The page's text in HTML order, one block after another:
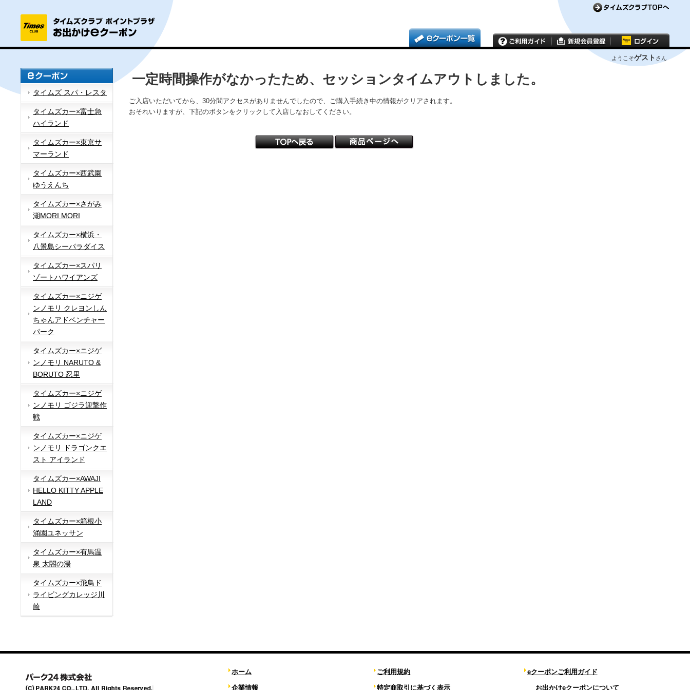
ようこそゲスト さん
タイムズ スパ・レスタ
タイムズカー×富士急
ハイランド
タイムズカー×東京サ
マーランド
タイムズカー×西武園
ゆうえんち
タイムズカー×さがみ
湖MORI MORI
タイムズカー×横浜・
八景島シーパラダイス
タイムズカー×スパリ
ゾートハワイアンズ
タイムズカー×ニジゲ
ンノモリ クレヨンしん
ちゃんアドベンチャー
パーク
タイムズカー×ニジゲ
ンノモリ NARUTO &
BORUTO 忍里
タイムズカー×ニジゲ
ンノモリ ゴジラ迎撃作
戦
タイムズカー×ニジゲ
ンノモリ ドラゴンクエ
スト アイランド
タイムズカー×AWAJI
HELLO KITTY APPLE
LAND
タイムズカー×箱根小
涌園ユネッサン
タイムズカー×有馬温
泉 太閤の湯
タイムズカー×飛鳥ド
ライビングカレッジ川
崎
一定時間操作がなかったため、セッションタイムアウトしました。
ご入店いただいてから、30分間アクセスがありませんでしたので、ご購入手続き中の情報がクリアされます。
おそれいりますが、下記のボタンをクリックして入店しなおしてください。
ホーム
企業情報
ご利用規約
特定商取引に基づく表示
eクーポンご利用ガイド
お出かけeクーポンについて